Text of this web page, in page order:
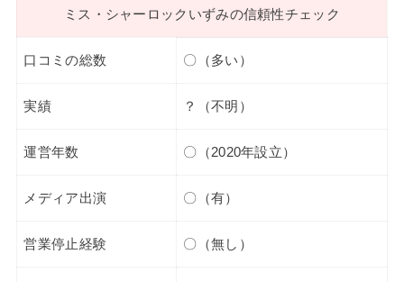
ミス・シャーロックいずみの信頼性チェック
口コミの総数 〇（多い）
実績 ？（不明）
運営年数 〇（2020年設立）
メディア出演 〇（有）
営業停止経験 〇（無し）